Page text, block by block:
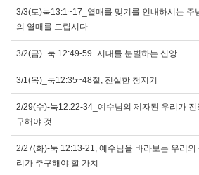
3/3(토)눅13:1~17_열매를 맺기를 인내하시는 주
의 열매를 드립시다
3/2(금)_눅 12:49-59_시대를 분별하는 신앙
3/1(목)_눅12:35~48절, 진실한 청지기
2/29(수)-눅12:22-34_예수님의 제자된 우리가 진
구해야 것
2/27(화)-눅 12:13-21, 예수님을 바라보는 우리의
리가 추구해야 할 가치